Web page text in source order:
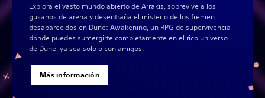
Explora el vasto mundo abierto de Arrakis, sobrevive a los
gusanos de arena y desentraña el misterio de los fremen
desaparecidos en Dune: Awakening, un RPG de supervivencia
donde puedes sumergirte completamente en el rico universo
de Dune, ya sea solo o con amigos.
Más información